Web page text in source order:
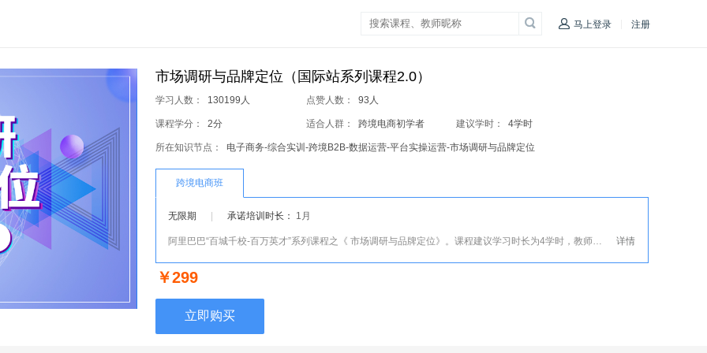
马上登录 注册
市场调研与品牌定位（国际站系列课程2.0）
学习人数： 130199人 点赞人数： 93人
课程学分： 2分 适合人群： 跨境电商初学者 建议学时： 4学时
所在知识节点： 电子商务-综合实训-跨境B2B-数据运营-平台实操运营-市场调研与品牌定位
跨境电商班
无限期 承诺培训时长： 1月
阿里巴巴“百城千校-百万英才”系列课程之《 市场调研与品牌定位》。课程建议学习时长为4学时，教师在线服务为期3个月。在学习期间，学生可在教师引导下进行跨境电商初级与三级人才认证考证。 详情
￥299
立即购买